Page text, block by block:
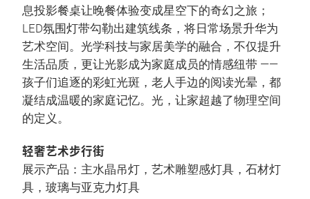
息投影餐桌让晚餐体验变成星空下的奇幻之旅；
LED氛围灯带勾勒出建筑线条，将日常场景升华为
艺术空间。光学科技与家居美学的融合，不仅提升
生活品质，更让光影成为家庭成员的情感纽带 ——
孩子们追逐的彩虹光斑，老人手边的阅读光晕，都
凝结成温暖的家庭记忆。光，让家超越了物理空间
的定义。
轻奢艺术步行街
展示产品：主水晶吊灯，艺术雕塑感灯具，石材灯
具，玻璃与亚克力灯具